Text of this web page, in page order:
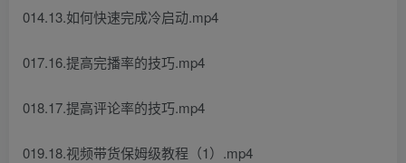
014.13.如何快速完成冷启动.mp4
017.16.提高完播率的技巧.mp4
018.17.提高评论率的技巧.mp4
019.18.视频带货保姆级教程（1）.mp4